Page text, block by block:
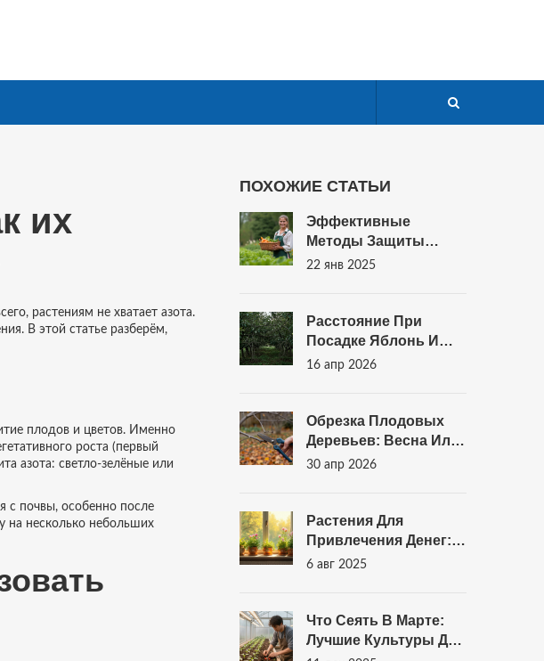
их
растениям не хватает азота.
В этой статье разберём,
плодов и цветов. Именно
роста (первый
азота: светло-зелёные или
с почвы, особенно после
на несколько небольших
ПОХОЖИЕ СТАТЬИ
Эффективные
Методы Защиты
Огорода От
22 янв 2025
Расстояние При
Посадке Яблонь И
Вишен: Схема И
16 апр 2026
Обрезка Плодовых
Деревьев: Весна Или
Осень - Когда Делать
30 апр 2026
Растения Для
Привлечения Денег:
Какие Цветы И
6 авг 2025
Что Сеять В Марте:
Лучшие Культуры Для